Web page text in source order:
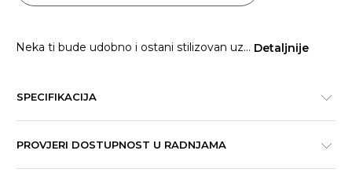
Neka ti bude udobno i ostani stilizovan uz... Detaljnije
SPECIFIKACIJA
PROVJERI DOSTUPNOST U RADNJAMA